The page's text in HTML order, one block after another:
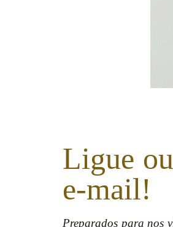
Ligue
e-mail!
Preparados para nos